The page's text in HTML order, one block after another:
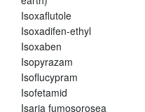
Isoxaflutole
Isoxadifen-ethyl
Isoxaben
Isopyrazam
Isoflucypram
Isofetamid
Isaria fumosorosea